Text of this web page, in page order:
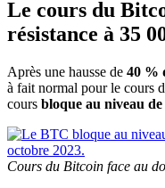
Le cours du
résistance à 35
Après une hausse de 40 %
à fait normal pour le cours
cours bloque au niveau de
Cours du Bitcoin face au